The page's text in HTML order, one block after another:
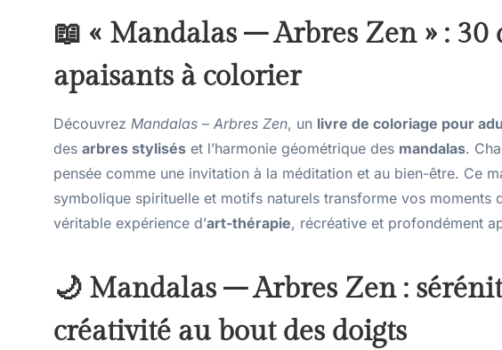
📖 « Mandalas – Arbres Zen » : 30
apaisants à colorier
Découvrez Mandalas – Arbres Zen, un livre de coloriage pour
des arbres stylisés et l’harmonie géométrique des mandalas.
pensée comme une invitation à la méditation et au bien-être. Ce
symbolique spirituelle et motifs naturels transforme vos moments
véritable expérience d’art-thérapie, récréative et profondément
🌙 Mandalas – Arbres Zen :
créativité au bout des doigts